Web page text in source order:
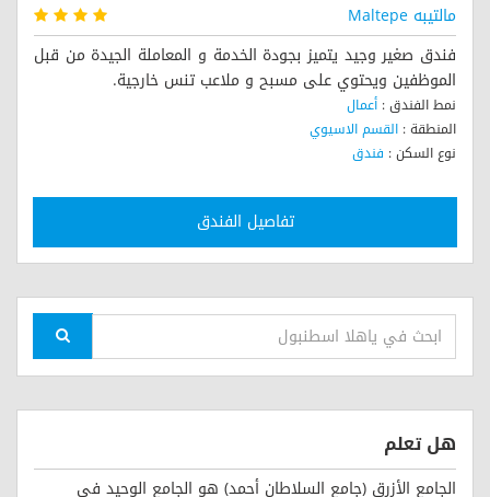
مالتيبه Maltepe
فندق صغير وجيد يتميز بجودة الخدمة و المعاملة الجيدة من قبل
الموظفين ويحتوي على مسبح و ملاعب تنس خارجية.
نمط الفندق : أعمال
المنطقة : القسم الاسيوي
نوع السكن : فندق
تفاصيل الفندق
هل تعلم
الجامع الأزرق (جامع السلاطان أحمد) هو الجامع الوحيد في